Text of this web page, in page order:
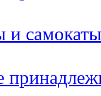
и самокаты